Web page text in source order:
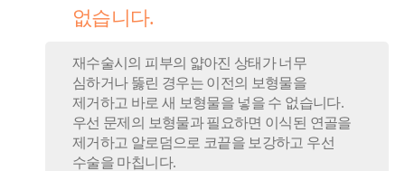
없습니다.
재수술시의 피부의 얇아진 상태가 너무
심하거나 뚫린 경우는 이전의 보형물을
제거하고 바로 새 보형물을 넣을 수 없습니다.
우선 문제의 보형물과 필요하면 이식된 연골을
제거하고 알로덤으로 코끝을 보강하고 우선
수술을 마칩니다.